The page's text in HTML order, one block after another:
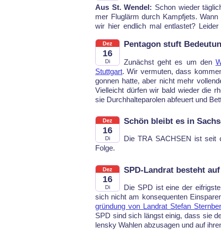
Aus St. Wendel: Schon wie­der
mer Flug­lärm durch Kampf­jets. Wann
wir hier end­lich mal ent­las­tet?
kei­ner­lei Rück­mel­dung von der
Dez
16
Di
Pentagon stuft
Zu­nächst geht es um den
Stutt­gart. Wir ver­mu­ten, dass
gon­nen hat­te, aber nicht mehr
Vi­el­leicht dür­fen wir bald wie­der die
sie Durch­hal­te­pa­ro­len ab­feu­ert und
Dez
16
Di
Schön bleibt es in
Die TRA SACH­SEN ist seit
Fol­ge.
Dez
16
Di
SPD-Landrat besteht
Die SPD ist ei­ne der
sich nicht am kon­se­quen­ten
grün­dung von Lan­drat Ste­fan
SPD sind sich längst ei­nig, dass sie
lens­ky Wah­len ab­zu­sa­gen und auf